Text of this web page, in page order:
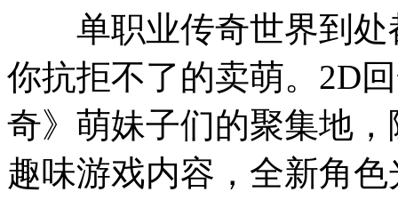
单职业传奇世界到处
你抗拒不了的卖萌。2D
奇》萌妹子们的聚集地
趣味游戏内容，全新角